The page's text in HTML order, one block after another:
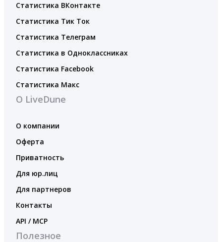
Статистика ВКонтакте
Статистика Тик Ток
Статистика Телеграм
Статистика в Одноклассниках
Статистика Facebook
Статистика Макс
О LiveDune
О компании
Оферта
Приватность
Для юр.лиц
Для партнеров
Контакты
API / MCP
Полезное